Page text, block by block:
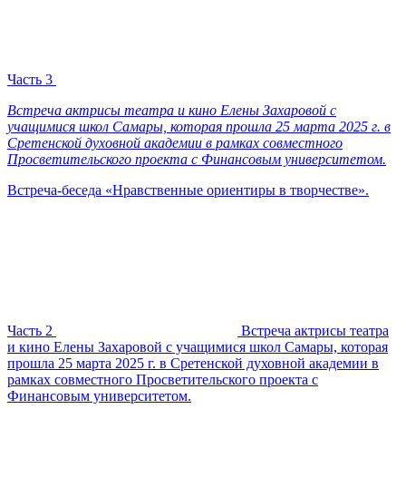
Часть 3
Встреча актрисы театра и кино Елены Захаровой с
учащимися школ Самары, которая прошла 25 марта 2025 г. в
Сретенской духовной академии в рамках совместного
Просветительского проекта с Финансовым университетом.
Встреча-беседа «Нравственные ориентиры в творчестве».
Часть 2
Встреча актрисы театра
и кино Елены Захаровой с учащимися школ Самары, которая
прошла 25 марта 2025 г. в Сретенской духовной академии в
рамках совместного Просветительского проекта с
Финансовым университетом.